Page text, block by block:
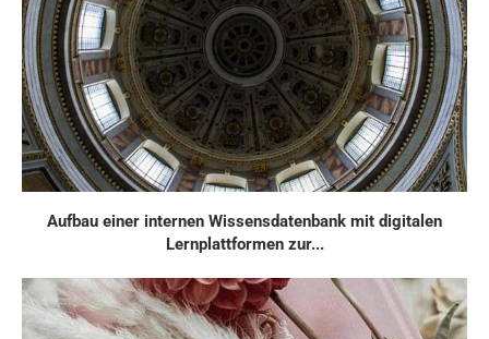
Aufbau einer internen Wissensdatenbank mit digitalen
Lernplattformen zur...